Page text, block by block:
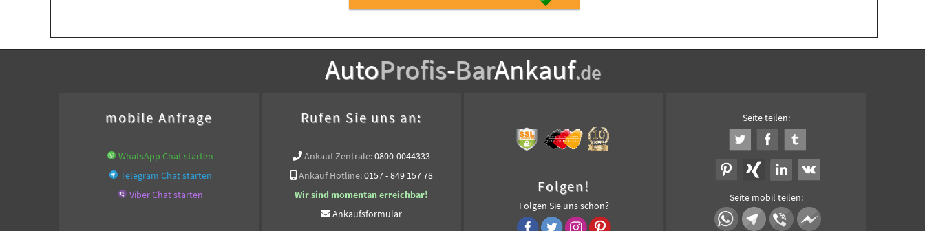
AutoProfis-BarAnkauf.de
mobile Anfrage
WhatsApp Chat starten
Telegram Chat starten
Viber Chat starten
Rufen Sie uns an:
Ankauf Zentrale:0800-0044333
Ankauf Hotline:0157 - 849 157 78
Wir sind momentan erreichbar!
Ankaufsformular
Folgen!
Folgen Sie uns schon?
Seite teilen:
Seite mobil teilen: